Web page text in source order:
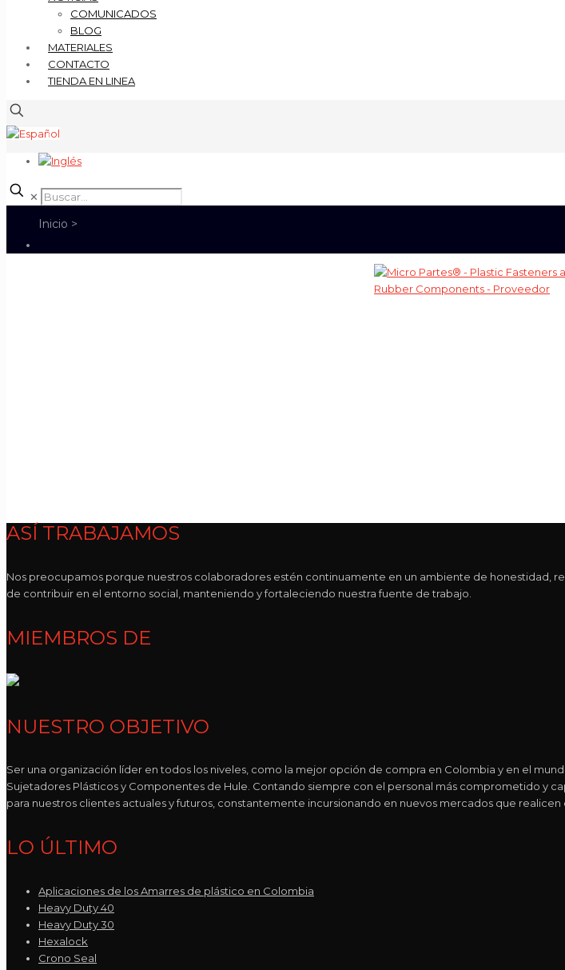
COMUNICADOS
BLOG
MATERIALES
CONTACTO
TIENDA EN LINEA
✕
ASÍ TRABAJAMOS
Nos preocupamos porque nuestros colaboradores estén continuamente en un ambiente de honestidad,
de contribuir en el entorno social, manteniendo y fortaleciendo nuestra fuente de trabajo.
MIEMBROS DE
NUESTRO OBJETIVO
Ser una organización líder en todos los niveles, como la mejor opción de compra en Colombia y en el
Sujetadores Plásticos y Componentes de Hule. Contando siempre con el personal más comprometido y
para nuestros clientes actuales y futuros, constantemente incursionando en nuevos mercados que
LO ÚLTIMO
Aplicaciones de los Amarres de plástico en Colombia
Heavy Duty 40
Heavy Duty 30
Hexalock
Crono Seal